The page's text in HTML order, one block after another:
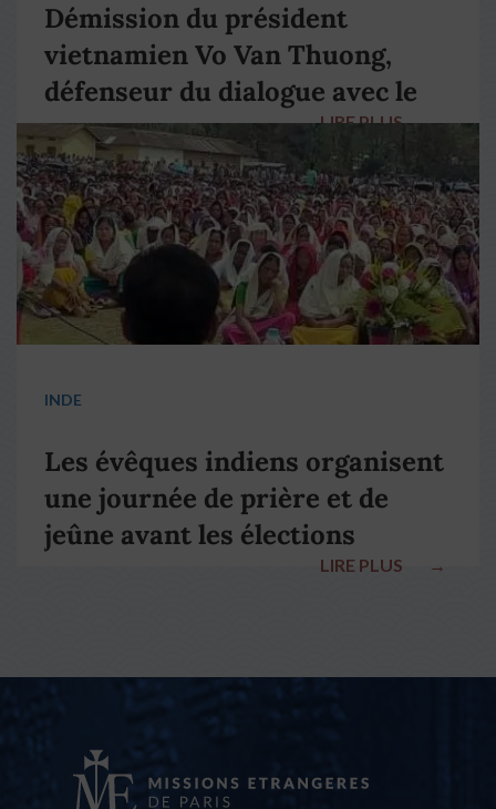
Démission du président
vietnamien Vo Van Thuong,
défenseur du dialogue avec le
pape François
LIRE PLUS →
INDE
Les évêques indiens organisent
une journée de prière et de
jeûne avant les élections
LIRE PLUS →